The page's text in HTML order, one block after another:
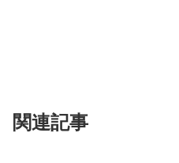
関連記事